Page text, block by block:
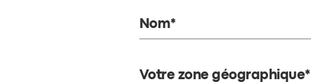
Nom*
Votre zone géographique*